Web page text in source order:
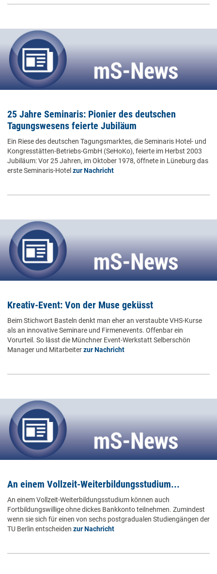
25 Jahre Seminaris: Pionier des deutschen
Tagungswesens feierte Jubiläum
Ein Riese des deutschen Tagungsmarktes, die Seminaris Hotel- und
Kongresstätten-Betriebs-GmbH (SeHoKo), feierte im Herbst 2003
Jubiläum: Vor 25 Jahren, im Oktober 1978, öffnete in Lüneburg das
erste Seminaris-Hotel zur Nachricht
Kreativ-Event: Von der Muse geküsst
Beim Stichwort Basteln denkt man eher an verstaubte VHS-Kurse
als an innovative Seminare und Firmenevents. Offenbar ein
Vorurteil. So lässt die Münchner Event-Werkstatt Selberschön
Manager und Mitarbeiterzur Nachricht
An einem Vollzeit-Weiterbildungsstudium...
An einem Vollzeit-Weiterbildungsstudium können auch
Fortbildungswillige ohne dickes Bankkonto teilnehmen. Zumindest
wenn sie sich für einen von sechs postgradualen Studiengängen der
TU Berlin entscheiden zur Nachricht